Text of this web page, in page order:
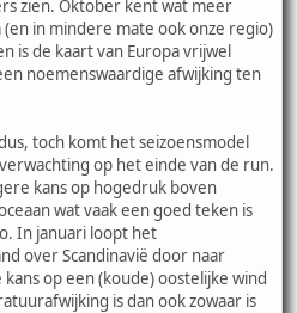
zien. Oktober kent wat meer
in mindere mate ook onze regio)
is de kaart van Europa vrijwel
noemenswaardige afwijking ten
toch komt het seizoensmodel
op het einde van de run.
kans op hogedruk boven
wat vaak een goed teken is
In januari loopt het
over Scandinavië door naar
op een (koude) oostelijke wind
is dan ook zowaar is